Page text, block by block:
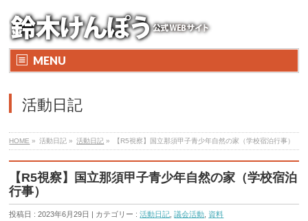
MENU
活動日記
HOME » 活動日記 » 活動日記 » 【R5視察】国立那須甲子青少年自然の家（学校宿泊行事）
【R5視察】国立那須甲子青少年自然の家（学校宿泊
行事）
投稿日 : 2023年6月29日 | カテゴリー :活動日記 ,議会活動 資料